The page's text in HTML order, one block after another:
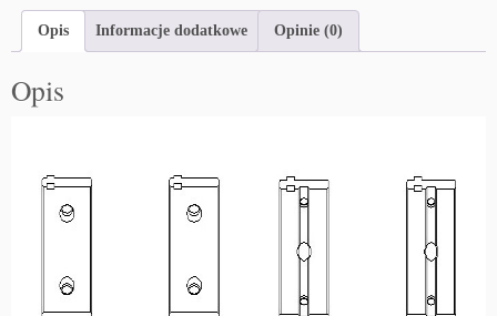
Opis Informacje dodatkowe Opinie (0)
Opis